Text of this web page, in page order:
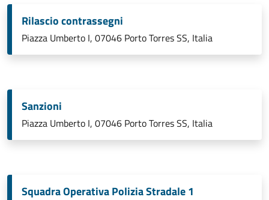
Rilascio contrassegni
Piazza Umberto I, 07046 Porto Torres SS, Italia
Sanzioni
Piazza Umberto I, 07046 Porto Torres SS, Italia
Squadra Operativa Polizia Stradale 1